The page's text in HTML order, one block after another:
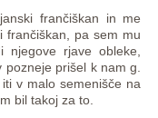
frančiškan in me
frančiškan, pa sem mu
rjave obleke,
prišel k nam g.
v malo semenišče na
bil takoj za to.